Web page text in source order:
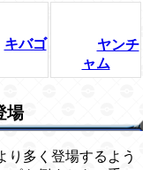
キバゴ
ヤンチ
ャム
場
り多く登場するよう